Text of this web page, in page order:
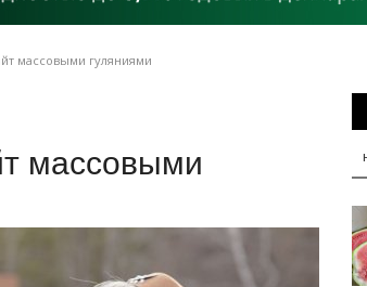
массовыми гуляниями
массовыми